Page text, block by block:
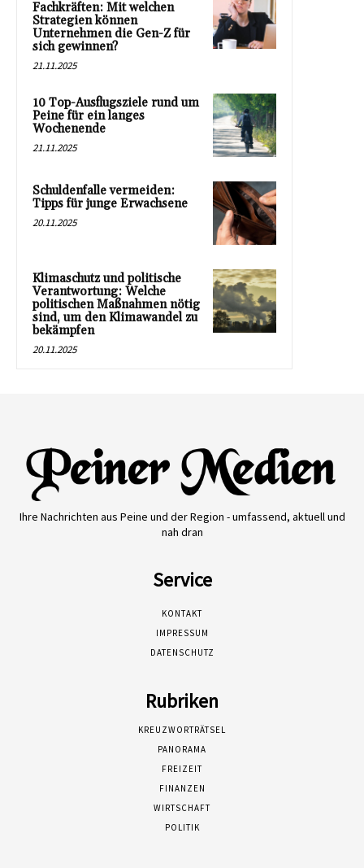
Fachkräften: Mit welchen
Strategien können
Unternehmen die Gen-Z für
sich gewinnen?
21.11.2025
10 Top-Ausflugsziele rund um
Peine für ein langes
Wochenende
21.11.2025
Schuldenfalle vermeiden:
Tipps für junge Erwachsene
20.11.2025
Klimaschutz und politische
Verantwortung: Welche
politischen Maßnahmen nötig
sind, um den Klimawandel zu
bekämpfen
20.11.2025
Ihre Nachrichten aus Peine und der Region - umfassend, aktuell und
nah dran
Service
KONTAKT
IMPRESSUM
DATENSCHUTZ
Rubriken
KREUZWORTRÄTSEL
PANORAMA
FREIZEIT
FINANZEN
WIRTSCHAFT
POLITIK